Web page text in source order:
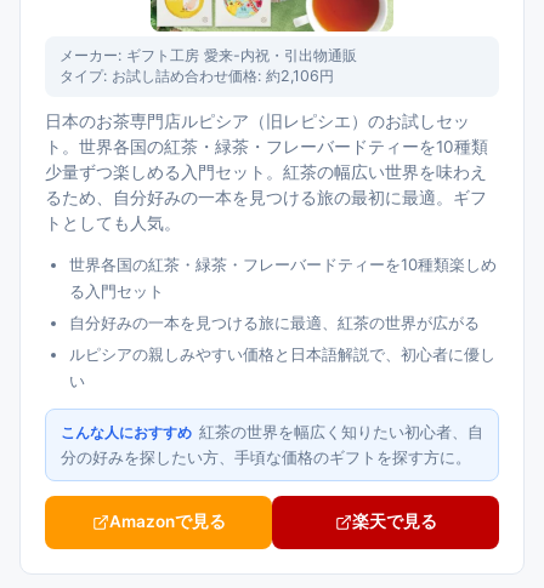
メーカー: ギフト工房 愛来-内祝・引出物通販
タイプ: お試し詰め合わせ価格: 約2,106円
日本のお茶専門店ルピシア（旧レピシエ）のお試しセッ
ト。世界各国の紅茶・緑茶・フレーバードティーを10種類
少量ずつ楽しめる入門セット。紅茶の幅広い世界を味わえ
るため、自分好みの一本を見つける旅の最初に最適。ギフ
トとしても人気。
世界各国の紅茶・緑茶・フレーバードティーを10種類楽しめ
る入門セット
自分好みの一本を見つける旅に最適、紅茶の世界が広がる
ルピシアの親しみやすい価格と日本語解説で、初心者に優し
い
こんな人におすすめ 紅茶の世界を幅広く知りたい初心者、自
分の好みを探したい方、手頃な価格のギフトを探す方に。
Amazonで見る 楽天で見る